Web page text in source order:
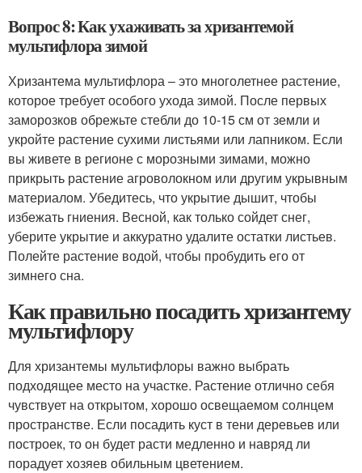
Вопрос 8: Как ухаживать за хризантемой
мультифлора зимой
Хризантема мультифлора – это многолетнее растение,
которое требует особого ухода зимой. После первых
заморозков обрежьте стебли до 10-15 см от земли и
укройте растение сухими листьями или лапником. Если
вы живете в регионе с морозными зимами, можно
прикрыть растение агроволокном или другим укрывным
материалом. Убедитесь, что укрытие дышит, чтобы
избежать гниения. Весной, как только сойдет снег,
уберите укрытие и аккуратно удалите остатки листьев.
Полейте растение водой, чтобы пробудить его от
зимнего сна.
Как правильно посадить хризантему
мультифлору
Для хризантемы мультифлоры важно выбрать
подходящее место на участке. Растение отлично себя
чувствует на открытом, хорошо освещаемом солнцем
пространстве. Если посадить куст в тени деревьев или
построек, то он будет расти медленно и навряд ли
порадует хозяев обильным цветением.